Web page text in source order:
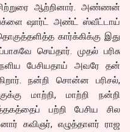
ஆற்றினார். அண்ணன்
ஷார்ட் அண்ட் ஸ்வீட்டாய்
கார்க்கிக்கு இது
செய்தார். முதல் பரிசு
பேசியதாய் அவரே தன்
நன்றி சொன்ன பரிசல்,
மாற்றி, மாற்றி நன்றி
பற்றி பேசிய சில
கவிஞர், எழுத்தாளர் ராஜ